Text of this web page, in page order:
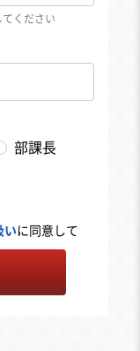
ください
部課長
いに同意して